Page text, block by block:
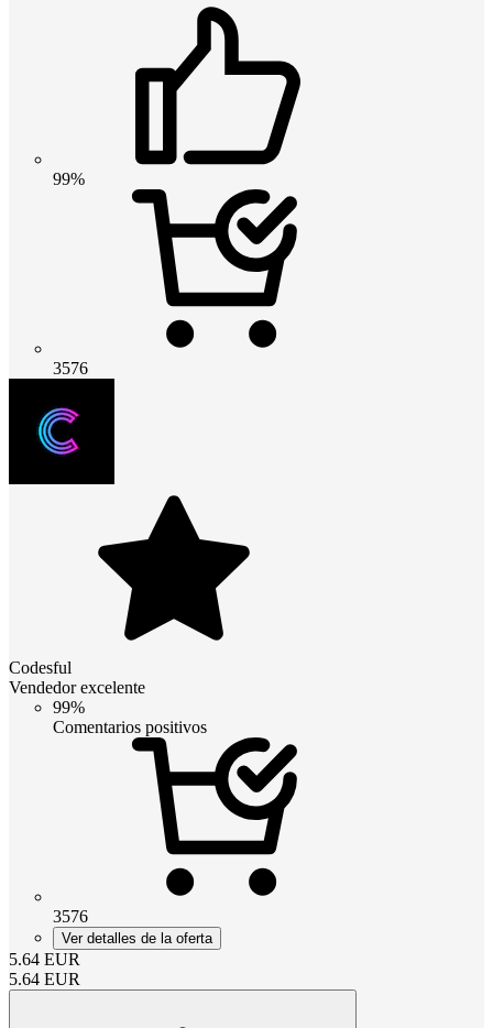
99%
3576
Codesful
Vendedor excelente
99%
Comentarios positivos
3576
Ver detalles de la oferta
5.64 EUR
5.64 EUR